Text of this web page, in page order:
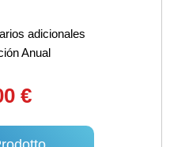
adicionales
Anual
€